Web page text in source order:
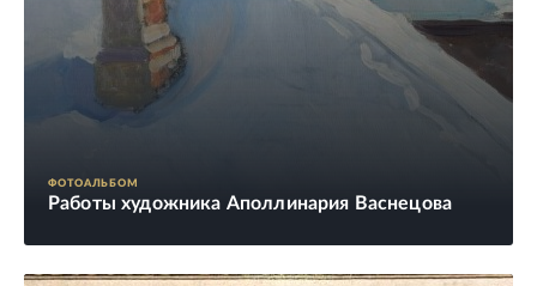
ФОТОАЛЬБОМ
Работы художника Аполлинария Васнецова